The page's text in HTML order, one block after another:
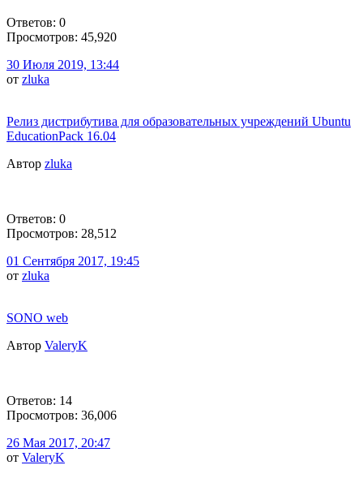
Ответов: 0
Просмотров: 45,920
30 Июля 2019, 13:44
от zluka
Релиз дистрибутива для образовательных учреждений Ubuntu
EducationPack 16.04
Автор zluka
Ответов: 0
Просмотров: 28,512
01 Сентября 2017, 19:45
от zluka
SONO web
Автор ValeryK
Ответов: 14
Просмотров: 36,006
26 Мая 2017, 20:47
от ValeryK